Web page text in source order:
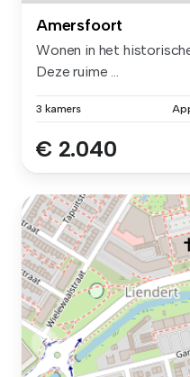
Amersfoort
Wonen in het
Deze ruime ...
3 kamers
€ 2.040